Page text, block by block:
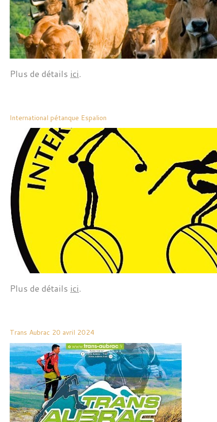
Plus de détails ici.
International pétanque Espalion
Plus de détails ici.
Trans Aubrac 20 avril 2024